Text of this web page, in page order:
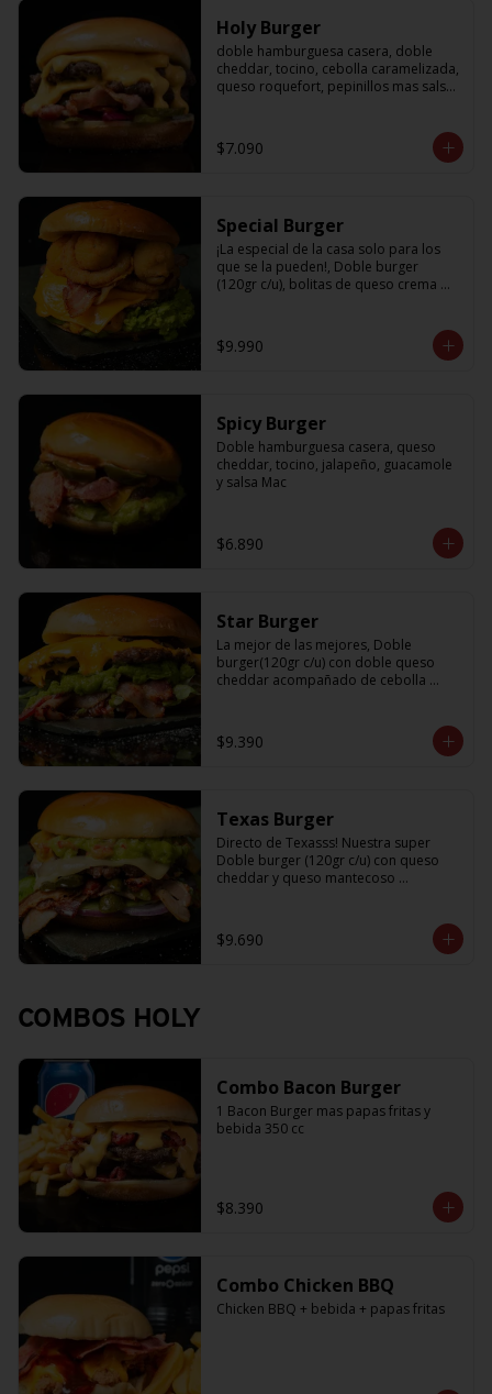
Holy Burger
doble hamburguesa casera, doble
cheddar, tocino, cebolla caramelizada,
queso roquefort, pepinillos mas salsa
$7.090
Special Burger
¡La especial de la casa solo para los
que se la pueden!, Doble burger
(120gr c/u), bolitas de queso crema
holy
$9.990
Spicy Burger
Doble hamburguesa casera, queso
cheddar, tocino, jalapeño, guacamole
y salsa Mac
$6.890
Star Burger
La mejor de las mejores, Doble
burger(120gr c/u) con doble queso
cheddar acompañado de cebolla
$9.390
Texas Burger
Directo de Texasss! Nuestra super
Doble burger (120gr c/u) con queso
cheddar y queso mantecoso
sabroso guamacole
$9.690
COMBOS HOLY
Combo Bacon Burger
1 Bacon Burger mas papas fritas y
bebida 350 cc
$8.390
Combo Chicken BBQ
Chicken BBQ + bebida + papas fritas